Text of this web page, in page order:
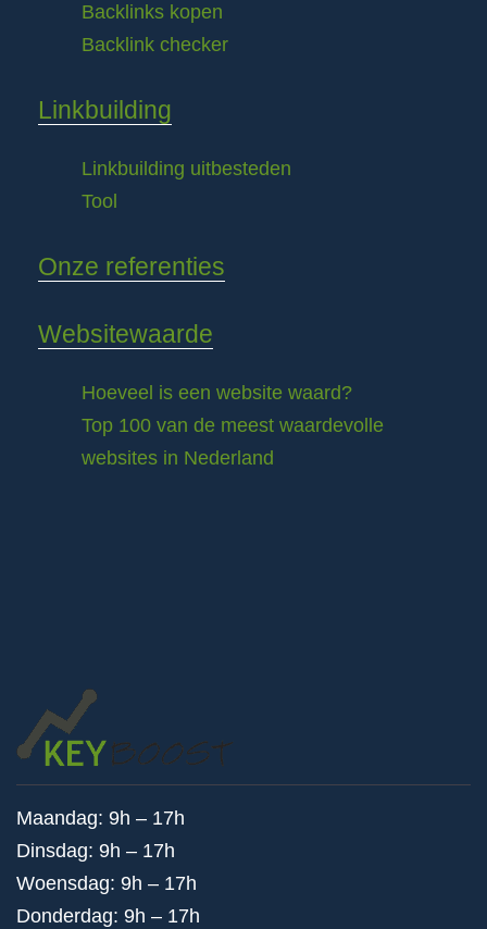
Backlinks kopen
Backlink checker
Linkbuilding
Linkbuilding uitbesteden
Tool
Onze referenties
Websitewaarde
Hoeveel is een website waard?
Top 100 van de meest waardevolle
websites in Nederland
Maandag: 9h – 17h
Dinsdag: 9h – 17h
Woensdag: 9h – 17h
Donderdag: 9h – 17h